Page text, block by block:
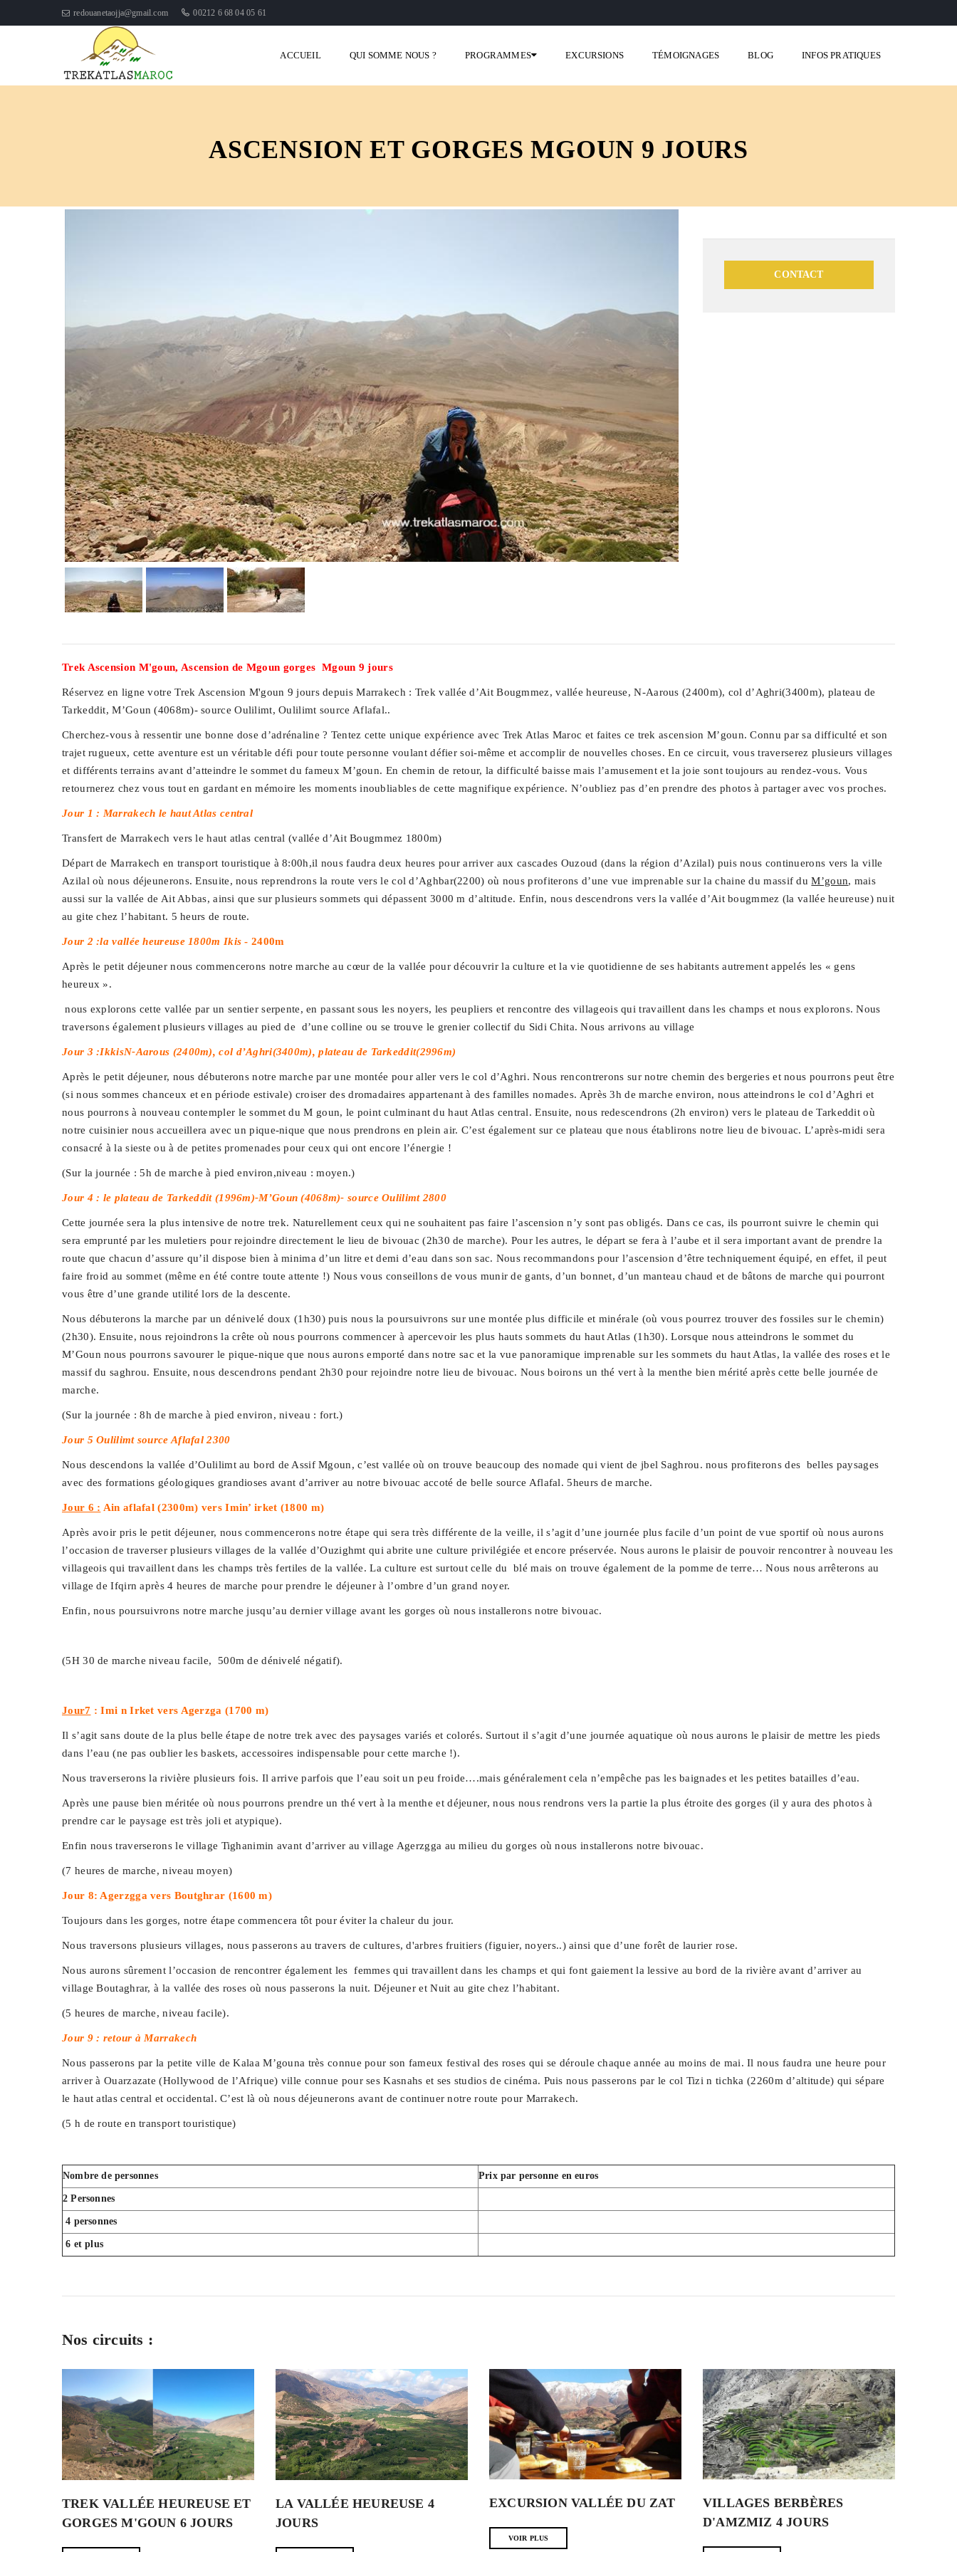
redouanetaojja@gmail.com 00212 6 68 04 05 61
ACCUEIL QUI SOMME NOUS ? PROGRAMMES EXCURSIONS TÉMOIGNAGES BLOG INFOS PRATIQUES
ASCENSION ET GORGES MGOUN 9 JOURS
CONTACT
Trek Ascension M'goun, Ascension de Mgoun gorges Mgoun 9 jours
Réservez en ligne votre Trek Ascension M'goun 9 jours depuis Marrakech : Trek vallée d’Ait Bougmmez, vallée heureuse, N-Aarous (2400m), col d’Aghri(3400m), plateau de
Tarkeddit, M’Goun (4068m)- source Oulilimt, Oulilimt source Aflafal..
Cherchez-vous à ressentir une bonne dose d’adrénaline ? Tentez cette unique expérience avec Trek Atlas Maroc et faites ce trek ascension M’goun. Connu par sa difficulté et son
trajet rugueux, cette aventure est un véritable défi pour toute personne voulant défier soi-même et accomplir de nouvelles choses. En ce circuit, vous traverserez plusieurs villages
et différents terrains avant d’atteindre le sommet du fameux M’goun. En chemin de retour, la difficulté baisse mais l’amusement et la joie sont toujours au rendez-vous. Vous
retournerez chez vous tout en gardant en mémoire les moments inoubliables de cette magnifique expérience. N’oubliez pas d’en prendre des photos à partager avec vos proches.
Jour 1 : Marrakech le haut Atlas central
Transfert de Marrakech vers le haut atlas central (vallée d’Ait Bougmmez 1800m)
Départ de Marrakech en transport touristique à 8:00h,il nous faudra deux heures pour arriver aux cascades Ouzoud (dans la région d’Azilal) puis nous continuerons vers la ville
Azilal où nous déjeunerons. Ensuite, nous reprendrons la route vers le col d’Aghbar(2200) où nous profiterons d’une vue imprenable sur la chaine du massif duM’goun, mais
aussi sur la vallée de Ait Abbas, ainsi que sur plusieurs sommets qui dépassent 3000 m d’altitude. Enfin, nous descendrons vers la vallée d’Ait bougmmez (la vallée heureuse) nuit
au gite chez l’habitant. 5 heurs de route.
Jour 2 :la vallée heureuse 1800m Ikis - 2400m
Après le petit déjeuner nous commencerons notre marche au cœur de la vallée pour découvrir la culture et la vie quotidienne de ses habitants autrement appelés les « gens
heureux ».
nous explorons cette vallée par un sentier serpente, en passant sous les noyers, les peupliers et rencontre des villageois qui travaillent dans les champs et nous explorons. Nous
traversons également plusieurs villages au pied de d’une colline ou se trouve le grenier collectif du Sidi Chita. Nous arrivons au village
Jour 3 :IkkisN-Aarous (2400m), col d’Aghri(3400m), plateau de Tarkeddit(2996m)
Après le petit déjeuner, nous débuterons notre marche par une montée pour aller vers le col d’Aghri. Nous rencontrerons sur notre chemin des bergeries et nous pourrons peut être
(si nous sommes chanceux et en période estivale) croiser des dromadaires appartenant à des familles nomades. Après 3h de marche environ, nous atteindrons le col d’Aghri et
nous pourrons à nouveau contempler le sommet du M goun, le point culminant du haut Atlas central. Ensuite, nous redescendrons (2h environ) vers le plateau de Tarkeddit où
notre cuisinier nous accueillera avec un pique-nique que nous prendrons en plein air. C’est également sur ce plateau que nous établirons notre lieu de bivouac. L’après-midi sera
consacré à la sieste ou à de petites promenades pour ceux qui ont encore l’énergie !
(Sur la journée : 5h de marche à pied environ,niveau : moyen.)
Jour 4 : le plateau de Tarkeddit (1996m)-M’Goun (4068m)- source Oulilimt 2800
Cette journée sera la plus intensive de notre trek. Naturellement ceux qui ne souhaitent pas faire l’ascension n’y sont pas obligés. Dans ce cas, ils pourront suivre le chemin qui
sera emprunté par les muletiers pour rejoindre directement le lieu de bivouac (2h30 de marche). Pour les autres, le départ se fera à l’aube et il sera important avant de prendre la
route que chacun d’assure qu’il dispose bien à minima d’un litre et demi d’eau dans son sac. Nous recommandons pour l’ascension d’être techniquement équipé, en effet, il peut
faire froid au sommet (même en été contre toute attente !) Nous vous conseillons de vous munir de gants, d’un bonnet, d’un manteau chaud et de bâtons de marche qui pourront
vous être d’une grande utilité lors de la descente.
Nous débuterons la marche par un dénivelé doux (1h30) puis nous la poursuivrons sur une montée plus difficile et minérale (où vous pourrez trouver des fossiles sur le chemin)
(2h30). Ensuite, nous rejoindrons la crête où nous pourrons commencer à apercevoir les plus hauts sommets du haut Atlas (1h30). Lorsque nous atteindrons le sommet du
M’Goun nous pourrons savourer le pique-nique que nous aurons emporté dans notre sac et la vue panoramique imprenable sur les sommets du haut Atlas, la vallée des roses et le
massif du saghrou. Ensuite, nous descendrons pendant 2h30 pour rejoindre notre lieu de bivouac. Nous boirons un thé vert à la menthe bien mérité après cette belle journée de
marche.
(Sur la journée : 8h de marche à pied environ, niveau : fort.)
Jour 5 Oulilimt source Aflafal 2300
Nous descendons la vallée d’Oulilimt au bord de Assif Mgoun, c’est vallée où on trouve beaucoup des nomade qui vient de jbel Saghrou. nous profiterons des belles paysages
avec des formations géologiques grandioses avant d’arriver au notre bivouac accoté de belle source Aflafal. 5heurs de marche.
Jour 6 : Ain aflafal (2300m) vers Imin’ irket (1800 m)
Après avoir pris le petit déjeuner, nous commencerons notre étape qui sera très différente de la veille, il s’agit d’une journée plus facile d’un point de vue sportif où nous aurons
l’occasion de traverser plusieurs villages de la vallée d’Ouzighmt qui abrite une culture privilégiée et encore préservée. Nous aurons le plaisir de pouvoir rencontrer à nouveau les
villageois qui travaillent dans les champs très fertiles de la vallée. La culture est surtout celle du blé mais on trouve également de la pomme de terre… Nous nous arrêterons au
village de Ifqirn après 4 heures de marche pour prendre le déjeuner à l’ombre d’un grand noyer.
Enfin, nous poursuivrons notre marche jusqu’au dernier village avant les gorges où nous installerons notre bivouac.
(5H 30 de marche niveau facile, 500m de dénivelé négatif).
Jour7 : Imi n Irket vers Agerzga (1700 m)
Il s’agit sans doute de la plus belle étape de notre trek avec des paysages variés et colorés. Surtout il s’agit d’une journée aquatique où nous aurons le plaisir de mettre les pieds
dans l’eau (ne pas oublier les baskets, accessoires indispensable pour cette marche !).
Nous traverserons la rivière plusieurs fois. Il arrive parfois que l’eau soit un peu froide….mais généralement cela n’empêche pas les baignades et les petites batailles d’eau.
Après une pause bien méritée où nous pourrons prendre un thé vert à la menthe et déjeuner, nous nous rendrons vers la partie la plus étroite des gorges (il y aura des photos à
prendre car le paysage est très joli et atypique).
Enfin nous traverserons le village Tighanimin avant d’arriver au village Agerzgga au milieu du gorges où nous installerons notre bivouac.
(7 heures de marche, niveau moyen)
Jour 8: Agerzgga vers Boutghrar (1600 m)
Toujours dans les gorges, notre étape commencera tôt pour éviter la chaleur du jour.
Nous traversons plusieurs villages, nous passerons au travers de cultures, d'arbres fruitiers (figuier, noyers..) ainsi que d’une forêt de laurier rose.
Nous aurons sûrement l’occasion de rencontrer également les femmes qui travaillent dans les champs et qui font gaiement la lessive au bord de la rivière avant d’arriver au
village Boutaghrar, à la vallée des roses où nous passerons la nuit. Déjeuner et Nuit au gite chez l’habitant.
(5 heures de marche, niveau facile).
Jour 9 : retour à Marrakech
Nous passerons par la petite ville de Kalaa M’gouna très connue pour son fameux festival des roses qui se déroule chaque année au moins de mai. Il nous faudra une heure pour
arriver à Ouarzazate (Hollywood de l’Afrique) ville connue pour ses Kasnahs et ses studios de cinéma. Puis nous passerons par le col Tizi n tichka (2260m d’altitude) qui sépare
le haut atlas central et occidental. C’est là où nous déjeunerons avant de continuer notre route pour Marrakech.
(5 h de route en transport touristique)
Nombre de personnes Prix par personne en euros
2 Personnes
4 personnes
6 et plus
Nos circuits :
TREK VALLÉE HEUREUSE ET
GORGES M'GOUN 6 JOURS
LA VALLÉE HEUREUSE 4
JOURS
EXCURSION VALLÉE DU ZAT
VOIR PLUS
VILLAGES BERBÈRES
D'AMZMIZ 4 JOURS